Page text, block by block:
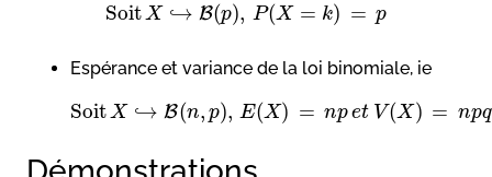
SoitX ↪ B(p), P(X = k) = p
Espérance et variance de la loi binomiale, ie
SoitX ↪ B(n, p), E(X) = npet V(X) = npq